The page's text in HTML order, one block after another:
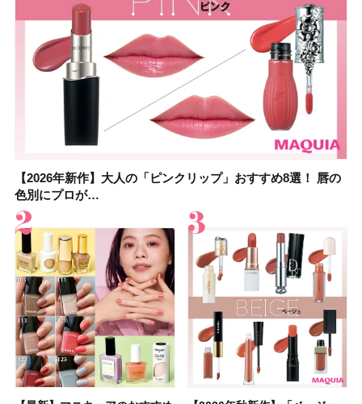
【2026年新作】大人の「ピンクリップ」おすすめ8選！ 唇の
色別にプロが…
【上田竜也さんのマイベストコスメ５選】大人になって開眼
したからこそ愛が深…
【2026年新作】大人の「ピンクリップ」おすすめ8選！ 唇の
色別にプロが…
【2026夏】「香水・フレグランス」ランキングTOP5！＜美
容マニア・マ…
【2026夏】「歯磨き粉・オーラルケア」ランキングTOP5！
＜美容マニア…
【2026年夏】40代におすすめの髪型30選！ 若く見える・手
入れが楽な…
【鈴木えみさんの愛用品30選】コスメ・スキンケア・ヘアケ
アetc.お気に…
【キャンメイク】売切続出！先行発売中の「クリアヴェール
セッティングパウダ…